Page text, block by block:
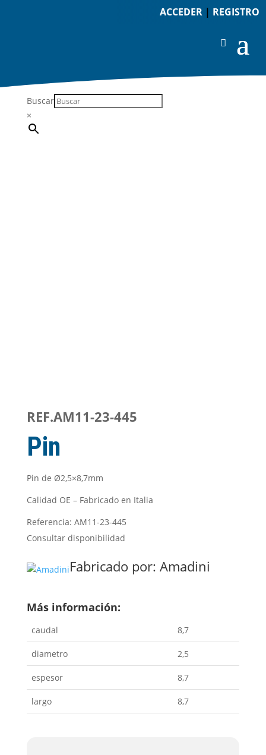
ACCEDER| REGISTRO
Buscar
×
REF.AM11-23-445
Pin
Pin de Ø2,5×8,7mm
Calidad OE – Fabricado en Italia
Referencia: AM11-23-445
Consultar disponibilidad
Fabricado por: Amadini
Más información:
caudal 8,7
diametro 2,5
espesor 8,7
largo 8,7